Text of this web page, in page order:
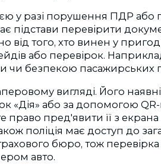
у разі порушення ПДР або
підстави перевірити
того, хто винен у
або перевірок.
чи безпекою пасажирських
вигляді. Його
«Дія» або за допомогою
право пред'явити її з
поліція має доступ до
бюро, тож
авто.